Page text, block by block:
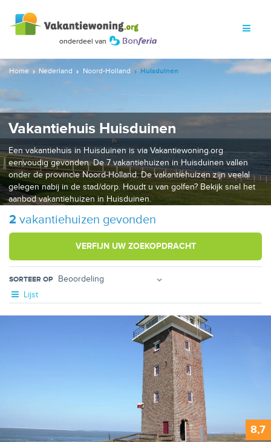
Home Nederland Noord-Holland Huisduinen
Vakantiehuis Huisduinen
Een vakantiehuis in Huisduinen is via Vakantiewoning.org
eenvoudig gevonden. De 7 vakantiehuizen in Huisduinen vallen
onder de provincie Noord-Holland. De vakantiehuizen zijn veelal
gelegen nabij in de stad/dorp. Houdt u van golfen? Bekijk snel het
aanbod vakantiehuizen in Huisduinen.
2 vakantiehuizen gevonden
VERFIJN UW ZOEKOPDRACHT
SORTEER OP
Lijst
8,7